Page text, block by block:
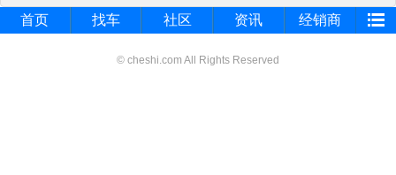
首页
找车 社区 资讯 经销商
© cheshi.com All Rights Reserved